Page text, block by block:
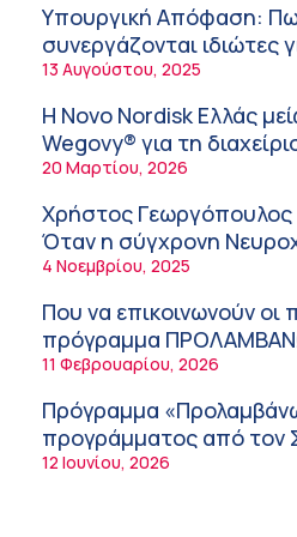
καταπόνηση στους
εργαζόμενους
6:11 πμ
Σύσκεψη στον ΕΟΦ για
λειτουργία της
φαρμάκων στη διάρκεια
12:08 μμ
Μιχάλης Τάτσης,
Analyst, διευθυντής
Ανάπτυξης Ομίλου HHG
11:54 πμ
Kavita Patel: Ένα στα
φάρμακα φτάνει τελικά
9:21 πμ
Υπάρχει τελικά «δίαιτα
λέει η επιστήμη για τη
συμπληρώματα
7:38 πμ
Πυρκαγιά στη Δυτική
Υπουργική Απόφαση:
συνεργάζονται ιδιώτες
νοσοκομεία του
13 Αυγούστου, 2025
Η Novo Nordisk Ελλάς
Wegovy® για τη
20 Μαρτίου, 2026
Χρήστος Γεωργόπουλος
Όταν η σύγχρονη
φόβο!
4 Νοεμβρίου, 2025
Που να επικοινωνούν οι
πρόγραμμα
παχυσαρκίας
11 Φεβρουαρίου, 2026
Πρόγραμμα
προγράμματος από τον
Δωρεάν προληπτικές
12 Ιουνίου, 2026